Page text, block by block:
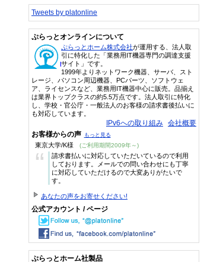
Tweets by platonline
ぷらっとオンラインについて
ぷらっとホーム株式会社が運用する、法人取
引に特化した「業務用IT機器専門の調達支援
サイト」です。
1999年よりネットワーク機器、サーバ、スト
レージ、パソコン周辺機器、PCパーツ、ソフトウェ
ア、ライセンスなど、業務用IT機器中心に販売。品揃え
は業界トップクラスの約5.5万点です。法人取引に特化
し、学校・官公庁・一般法人のお客様の請求書後払いに
も対応しています。
IPv6への取り組み 会社概要
お客様からの声 もっと見る
東京大学/K様 (ご利用期間2009年～)
“
請求書払いに対応していただいているので利用
しております。メールでの問い合わせにも丁寧
に対応していただけるので大変ありがたいで
す。
あなたの声をお寄せください!
公式アカウント / ページ
ぷらっとホーム社製品